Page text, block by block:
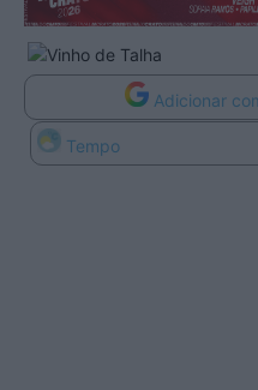
Adicionar
Tempo